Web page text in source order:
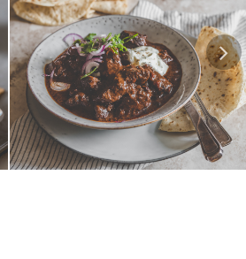
Texanisches Chili con Carne